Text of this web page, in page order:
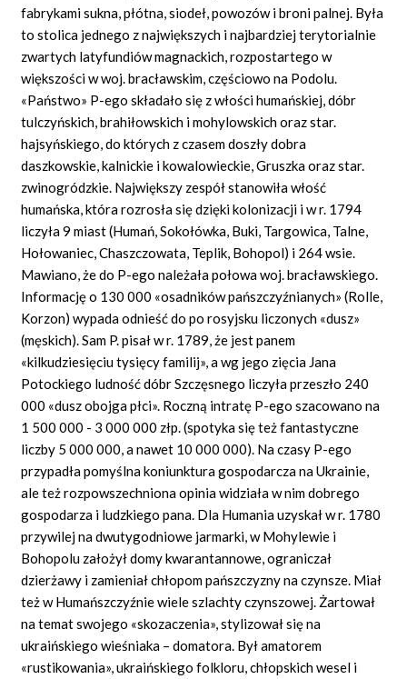
fabrykami sukna, płótna, siodeł, powozów i broni palnej. Była
to stolica jednego z największych i najbardziej terytorialnie
zwartych latyfundiów magnackich, rozpostartego w
większości w woj. bracławskim, częściowo na Podolu.
«Państwo» P-ego składało się z włości humańskiej, dóbr
tulczyńskich, brahiłowskich i mohylowskich oraz star.
hajsyńskiego, do których z czasem doszły dobra
daszkowskie, kalnickie i kowalowieckie, Gruszka oraz star.
zwinogródzkie. Największy zespół stanowiła włość
humańska, która rozrosła się dzięki kolonizacji i w r. 1794
liczyła 9 miast (Humań, Sokołówka, Buki, Targowica, Talne,
Hołowaniec, Chaszczowata, Teplik, Bohopol) i 264 wsie.
Mawiano, że do P-ego należała połowa woj. bracławskiego.
Informację o 130 000 «osadników pańszczyźnianych» (Rolle,
Korzon) wypada odnieść do po rosyjsku liczonych «dusz»
(męskich). Sam P. pisał w r. 1789, że jest panem
«kilkudziesięciu tysięcy familij», a wg jego zięcia Jana
Potockiego ludność dóbr Szczęsnego liczyła przeszło 240
000 «dusz obojga płci». Roczną intratę P-ego szacowano na
1 500 000 - 3 000 000 złp. (spotyka się też fantastyczne
liczby 5 000 000, a nawet 10 000 000). Na czasy P-ego
przypadła pomyślna koniunktura gospodarcza na Ukrainie,
ale też rozpowszechniona opinia widziała w nim dobrego
gospodarza i ludzkiego pana. Dla Humania uzyskał w r. 1780
przywilej na dwutygodniowe jarmarki, w Mohylewie i
Bohopolu założył domy kwarantannowe, ograniczał
dzierżawy i zamieniał chłopom pańszczyzny na czynsze. Miał
też w Humańszczyźnie wiele szlachty czynszowej. Żartował
na temat swojego «skozaczenia», stylizował się na
ukraińskiego wieśniaka – domatora. Był amatorem
«rustikowania», ukraińskiego folkloru, chłopskich wesel i